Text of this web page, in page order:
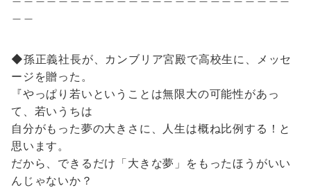
◆孫正義社長が、カンブリア宮殿で高校生に、メッセ
ージを贈った。
『やっぱり若いということは無限大の可能性があっ
て、若いうちは
自分がもった夢の大きさに、人生は概ね比例する！と
思います。
だから、できるだけ「大きな夢」をもったほうがいい
んじゃないか？